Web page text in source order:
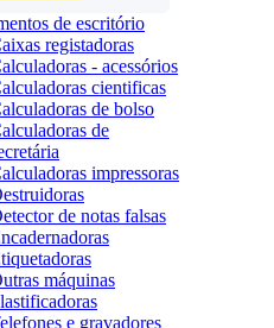
de escritório
registadoras
- acessórios
cientificas
de bolso
de
impressoras
de notas falsas
máquinas
e gravadores